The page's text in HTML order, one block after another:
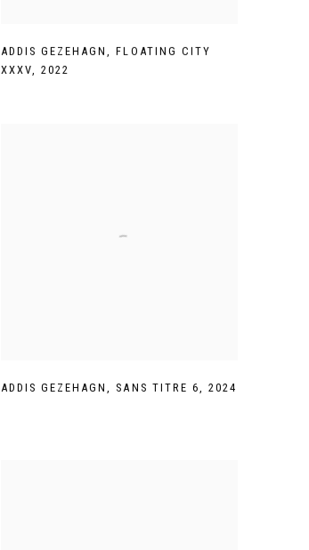
ADDIS GEZEHAGN,FLOATING CITY
XXXV,2022
ADDIS GEZEHAGN, SANS TITRE 6, 2024